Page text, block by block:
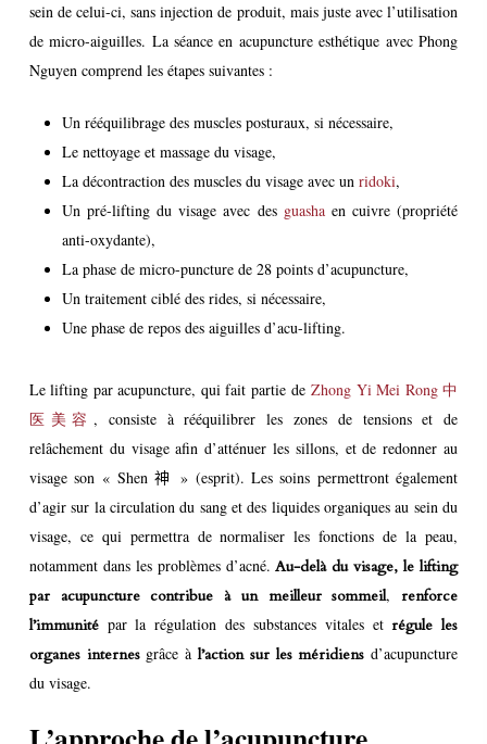
sein de celui-ci, sans injection de produit, mais juste avec l’utilisation
de micro-aiguilles. La séance en acupuncture esthétique avec Phong
Nguyen comprend les étapes suivantes :
Un rééquilibrage des muscles posturaux, si nécessaire,
Le nettoyage et massage du visage,
La décontraction des muscles du visage avec un ridoki,
Un pré-lifting du visage avec des guashaen cuivre (propriété
anti-oxydante),
La phase de micro-puncture de 28 points d’acupuncture,
Un traitement ciblé des rides, si nécessaire,
Une phase de repos des aiguilles d’acu-lifting.
Le lifting par acupuncture, qui fait partie deZhong Yi Mei Rong 中
医美容, consiste à rééquilibrer les zones de tensions et de
relâchement du visage afin d’atténuer les sillons, et de redonner au
visage son « Shen神 » (esprit). Les soins permettront également
d’agir sur la circulation du sang et des liquides organiques au sein du
visage, ce qui permettra de normaliser les fonctions de la peau,
notamment dans les problèmes d’acné.Au-delà du visage, le lifting
par acupuncture contribue à un meilleur sommeil,renforce
l’immunitépar la régulation des substances vitales etrégule les
organes internesgrâce àl’action sur les méridiens d’acupuncture
du visage.